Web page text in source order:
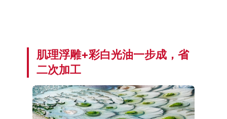
肌理浮雕+彩白光油一步成，省
二次加工